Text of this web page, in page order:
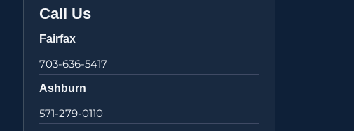
Call Us
Fairfax
703-636-5417
Ashburn
571-279-0110